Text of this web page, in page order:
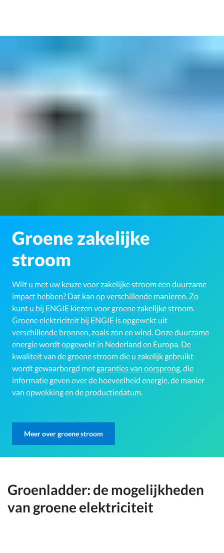
Groene zakelijke
stroom
Wilt u met uw keuze voor zakelijke stroom een duurzame
impact hebben? Dat kan op verschillende manieren. Zo
kunt u bij ENGIE kiezen voor groene zakelijke stroom.
Groene elektriciteit bij ENGIE is opgewekt uit
verschillende bronnen, zoals zon en wind. Onze duurzame
energie wordt opgewekt in Nederland en Europa. De
kwaliteit van de groene stroom die u zakelijk gebruikt
wordt gewaarborgd metgaranties van oorsprong, die
informatie geven over de hoeveelheid energie, de manier
van opwekking en de productiedatum.
Meer over groene stroom
Groenladder: de mogelijkheden
van groene elektriciteit